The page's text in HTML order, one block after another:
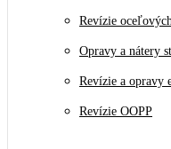
Revízie
Opravy a nátery
Revízie a opravy
Revízie OOPP